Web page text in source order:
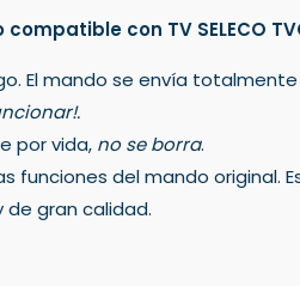
con TV SELECO
El mando se envía
por vida, no se borra.
funciones del mando original.
gran calidad.